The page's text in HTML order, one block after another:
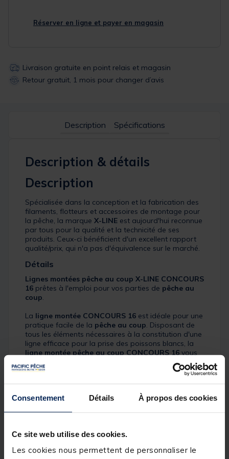
Consentement Détails À propos des cookies
Ce site web utilise des cookies.
Les cookies nous permettent de personnaliser le
Réserver en ligne et payer en magasin
Livraison gratuite en point relais et magasin
Retour gratuit, 1 mois pour changer d’avis
Description Spécifications
Description & détails
Description
Spécialisée dans la conception et la fabrication des
filaments, flotteurs et accessoires de montage pour
la pêche, la marque X-LINE est aujourd'hui reconnue
par tous pour la qualité et la technicité de ses
produits. Ceux-ci bénéficient d'un excellent rapport
qualité/prix, qui n'a pas d'équivalence sur le marché.
Détails
Lignes montées pêche au coup X-LINE CONCOURS
16 prêtes à l'emploi pour vos parties de pêche au
coup.
La ligne montée CONCOURS 16 est idéale pour une
pratique facile de la pêche au coup. Disposant de
tous les éléments nécessaires à la constitution d'une
ligne efficace pour la prise des poissons blancs, la
ligne montée pêche au coup CONCOURS 16vous
offre un confort de pêche inégalable à un prix
imbattable.
en fonction de vos besoins :
ligne 0.08 mm
LM CONCOURS 16 0.75 g : Flotteur 0.75 g /